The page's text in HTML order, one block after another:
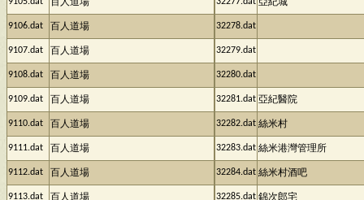
百人道場
9106.dat 百人道場
9107.dat 百人道場
9108.dat 百人道場
9109.dat 百人道場
9110.dat 百人道場
9111.dat 百人道場
9112.dat 百人道場
9113.dat 百人道場
亞紀城
32278.dat
32279.dat
32280.dat
32281.dat 亞紀醫院
32282.dat 絲米村
32283.dat 絲米港灣管理所
32284.dat 絲米村酒吧
32285.dat 錦次郎宅